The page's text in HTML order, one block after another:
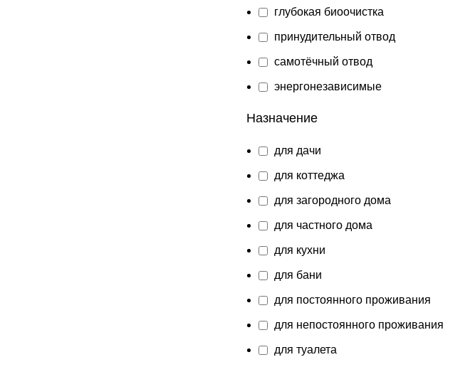
глубокая биоочистка
принудительный отвод
самотёчный отвод
энергонезависимые
Назначение
для дачи
для коттеджа
для загородного дома
для частного дома
для кухни
для бани
для постоянного проживания
для непостоянного проживания
для туалета